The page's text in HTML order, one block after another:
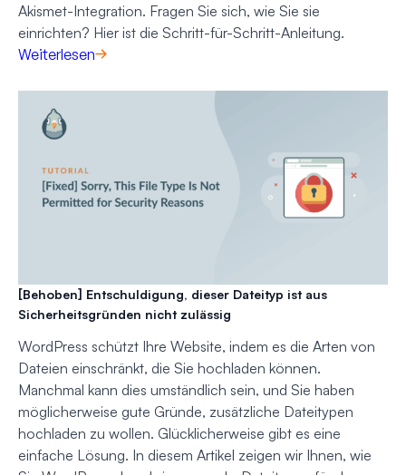
Akismet-Integration. Fragen Sie sich, wie Sie sie
einrichten? Hier ist die Schritt-für-Schritt-Anleitung.
Weiterlesen
[Behoben] Entschuldigung, dieser Dateityp ist aus
Sicherheitsgründen nicht zulässig
WordPress schützt Ihre Website, indem es die Arten von
Dateien einschränkt, die Sie hochladen können.
Manchmal kann dies umständlich sein, und Sie haben
möglicherweise gute Gründe, zusätzliche Dateitypen
hochladen zu wollen. Glücklicherweise gibt es eine
einfache Lösung. In diesem Artikel zeigen wir Ihnen, wie